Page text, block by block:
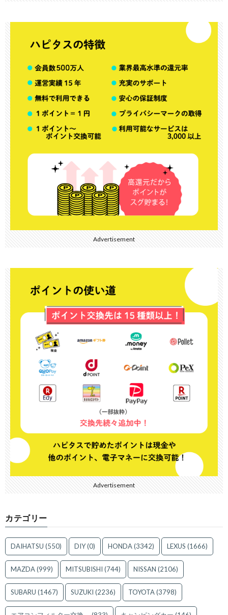
Advertisement
Advertisement
カテゴリー
DAIHATSU (550) DIY(0) HONDA(3342) LEXUS (1666)
MAZDA(999) MITSUBISHI (744) NISSAN (2106)
SUBARU (1467) SUZUKI (2236) TOYOTA(3798)